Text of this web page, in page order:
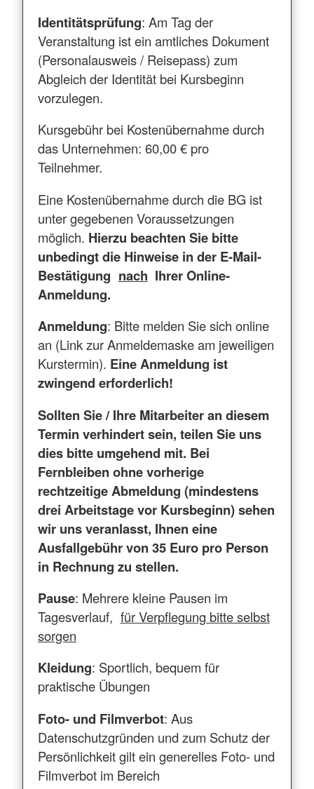
Identitätsprüfung: Am Tag der
Veranstaltung ist ein amtliches Dokument
(Personalausweis / Reisepass) zum
Abgleich der Identität bei Kursbeginn
vorzulegen.
Kursgebühr bei Kostenübernahme durch
das Unternehmen: 60,00 € pro
Teilnehmer.
Eine Kostenübernahme durch die BG ist
unter gegebenen Voraussetzungen
möglich. Hierzu beachten Sie bitte
unbedingt die Hinweise in der E-Mail-
Bestätigung nach Ihrer Online-
Anmeldung.
Anmeldung: Bitte melden Sie sich online
an (Link zur Anmeldemaske am jeweiligen
Kurstermin). Eine Anmeldung ist
zwingend erforderlich!
Sollten Sie / Ihre Mitarbeiter an diesem
Termin verhindert sein, teilen Sie uns
dies bitte umgehend mit. Bei
Fernbleiben ohne vorherige
rechtzeitige Abmeldung (mindestens
drei Arbeitstage vor Kursbeginn) sehen
wir uns veranlasst, Ihnen eine
Ausfallgebühr von 35 Euro pro Person
in Rechnung zu stellen.
Pause: Mehrere kleine Pausen im
Tagesverlauf, für Verpflegung bitte selbst
sorgen
Kleidung: Sportlich, bequem für
praktische Übungen
Foto- und Filmverbot: Aus
Datenschutzgründen und zum Schutz der
Persönlichkeit gilt ein generelles Foto- und
Filmverbot im Bereich